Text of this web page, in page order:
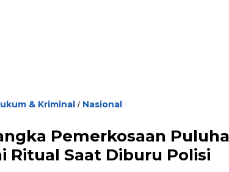
& Kriminal / Nasional
Pemerkosaan
Ritual Saat Diburu Polisi